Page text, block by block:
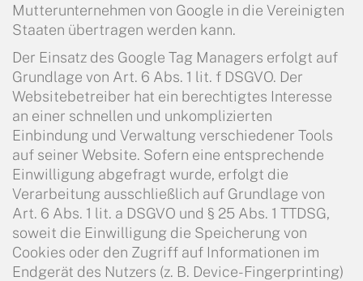
Mutterunternehmen von Google in die Vereinigten
Staaten übertragen werden kann.
Der Einsatz des Google Tag Managers erfolgt auf
Grundlage von Art. 6 Abs. 1 lit. f DSGVO. Der
Websitebetreiber hat ein berechtigtes Interesse
an einer schnellen und unkomplizierten
Einbindung und Verwaltung verschiedener Tools
auf seiner Website. Sofern eine entsprechende
Einwilligung abgefragt wurde, erfolgt die
Verarbeitung ausschließlich auf Grundlage von
Art. 6 Abs. 1 lit. a DSGVO und § 25 Abs. 1 TTDSG,
soweit die Einwilligung die Speicherung von
Cookies oder den Zugriff auf Informationen im
Endgerät des Nutzers (z. B. Device-Fingerprinting)